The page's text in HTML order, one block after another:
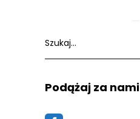
for:
Podążaj za nami